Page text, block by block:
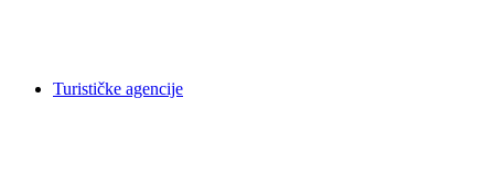
Turističke agencije